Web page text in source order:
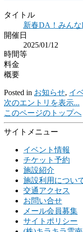
タイトル
新春DA！みん
開催日
2025/01/12
時間等
料金
概要
Posted in お知らせ, イ
次のエントリを表示...
このページのトップへ
サイトメニュー
イベント情報
チケット予約
施設紹介
施設利用につい
交通アクセス
お問い合せ
メール会員募集
サイトポリシー